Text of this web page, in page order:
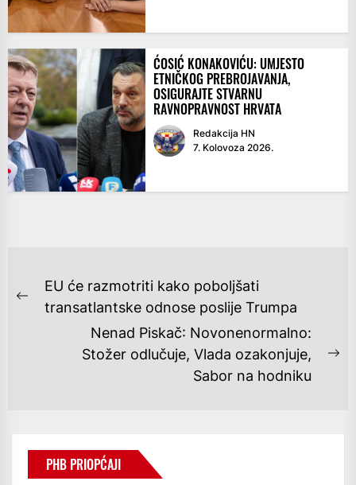
ĆOSIĆ KONAKOVIĆU: UMJESTO
ETNIČKOG PREBROJAVANJA,
OSIGURAJTE STVARNU
RAVNOPRAVNOST HRVATA
Redakcija HN
7. Kolovoza 2026.
NAVIGACIJA
OBJAVA
Previous
EU će razmotriti kako poboljšati
transatlantske odnose poslije Trumpa
Nenad Piskač: Novonenormalno:
Stožer odlučuje, Vlada ozakonjuje,
Sabor na hodniku
PHB PRIOPĆAJI